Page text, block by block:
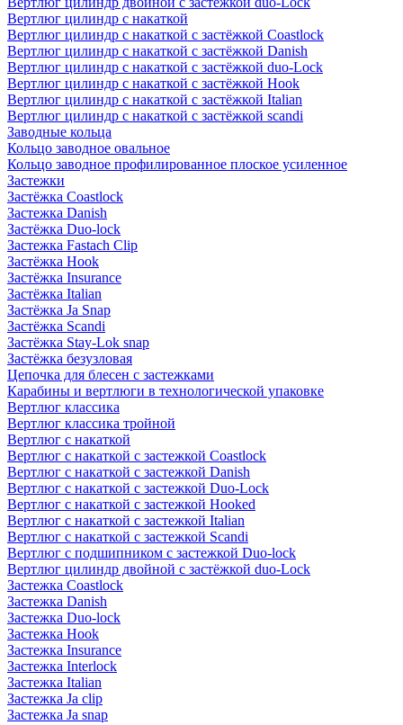
Вертлюг цилиндр с накаткой
Вертлюг цилиндр с накаткой с застёжкой Coastlock
Вертлюг цилиндр с накаткой с застёжкой Danish
Вертлюг цилиндр с накаткой с застёжкой duo-Lock
Вертлюг цилиндр с накаткой с застёжкой Hook
Вертлюг цилиндр с накаткой с застёжкой Italian
Вертлюг цилиндр с накаткой с застёжкой scandi
Заводные кольца
Кольцо заводное овальное
Кольцо заводное профилированное плоское усиленное
Застежки
Застёжка Coastlock
Застежка Danish
Застёжка Duo-lock
Застежка Fastach Clip
Застёжка Hook
Застёжка Insurance
Застёжка Italian
Застёжка Ja Snap
Застёжка Scandi
Застёжка Stay-Lok snap
Застёжка безузловая
Цепочка для блесен с застежками
Карабины и вертлюги в технологической упаковке
Вертлюг классика
Вертлюг классика тройной
Вертлюг с накаткой
Вертлюг с накаткой с застежкой Coastlock
Вертлюг с накаткой с застежкой Danish
Вертлюг с накаткой с застежкой Duo-Lock
Вертлюг с накаткой с застежкой Hooked
Вертлюг с накаткой с застежкой Italian
Вертлюг с накаткой с застежкой Scandi
Вертлюг с подшипником с застежкой Duo-lock
Вертлюг цилиндр двойной с застёжкой duo-Lock
Застежка Coastlock
Застежка Danish
Застежка Duo-lock
Застежка Hook
Застежка Insurance
Застежка Interlock
Застежка Italian
Застежка Ja clip
Застежка Ja snap